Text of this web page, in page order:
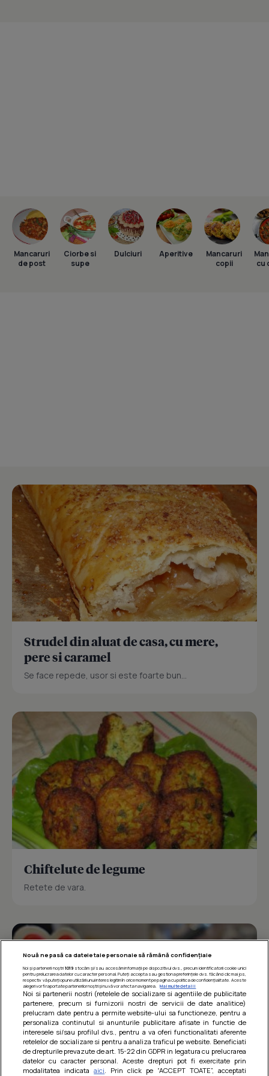
Mancaruri
de post
Ciorbe si
supe
Dulciuri Aperitive
Mancaruri
copii
cu
Strudel din aluat de casa, cu mere,
pere si caramel
Se face repede, usor si este foarte bun...
Chiftelute de legume
Retete de vara.
Nouă ne pasă ca datele tale personale să rămână confidențiale
Noi și partenerii noștri 1019stocăm și/sau accesăm informații pe dispozitivul dvs., precum identificatorii cookie unici
pentru prelucrarea datelor cu caracter personal. Puteți accepta sau gestiona preferințele dvs. făcând clic mai jos,
respectiv vă puteți opune utilizării unui interes legitim în orice moment pe pagina cu politica de confidențialitate. Aceste
alegeri vor fi raportate partenerilor noștri și nu vă vor afecta navigarea.
Mai multe detalii
Noi si partenerii nostri (retelele de socializare si agentiile de publicitate
partenere, precum si furnizorii nostri de servicii de date analitice)
prelucram date pentru a permite website-ului sa functioneze, pentru a
personaliza continutul si anunturile publicitare afisate in functie de
interesele si/sau profilul dvs., pentru a va oferi functionalitati aferente
retelelor de socializare si pentru a analiza traficul pe website. Beneficiati
de drepturile prevazute de art. 15-22 din GDPR in legatura cu prelucrarea
datelor cu caracter personal. Aceste drepturi pot fi exercitate prin
modalitatea indicataaici . Prin click pe “ACCEPT TOATE”, acceptati